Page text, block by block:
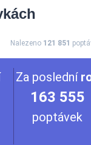
Nalezeno 121 851
Za poslední
163 555
poptávek